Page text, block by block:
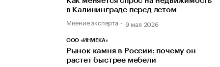
в Калининграде перед летом
Мнение эксперта 9 мая 2026
ООО «ИНМЕКА»
Рынок камня в России: почему он
растет быстрее мебели